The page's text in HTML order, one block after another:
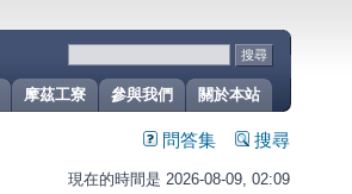
關於本站
參與我們
摩茲工寮
問答集 搜尋
現在的時間是 2026-08-09, 02:09